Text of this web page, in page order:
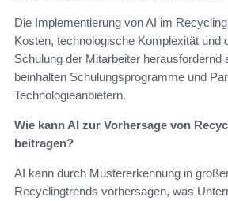
Die Implementierung von AI im
Kosten, technologische Komplexität und
Schulung der Mitarbeiter herausfordernd
beinhalten Schulungsprogramme und
Technologieanbietern.
Wie kann AI zur Vorhersage von
beitragen?
AI kann durch Mustererkennung in
Recyclingtrends vorhersagen, was